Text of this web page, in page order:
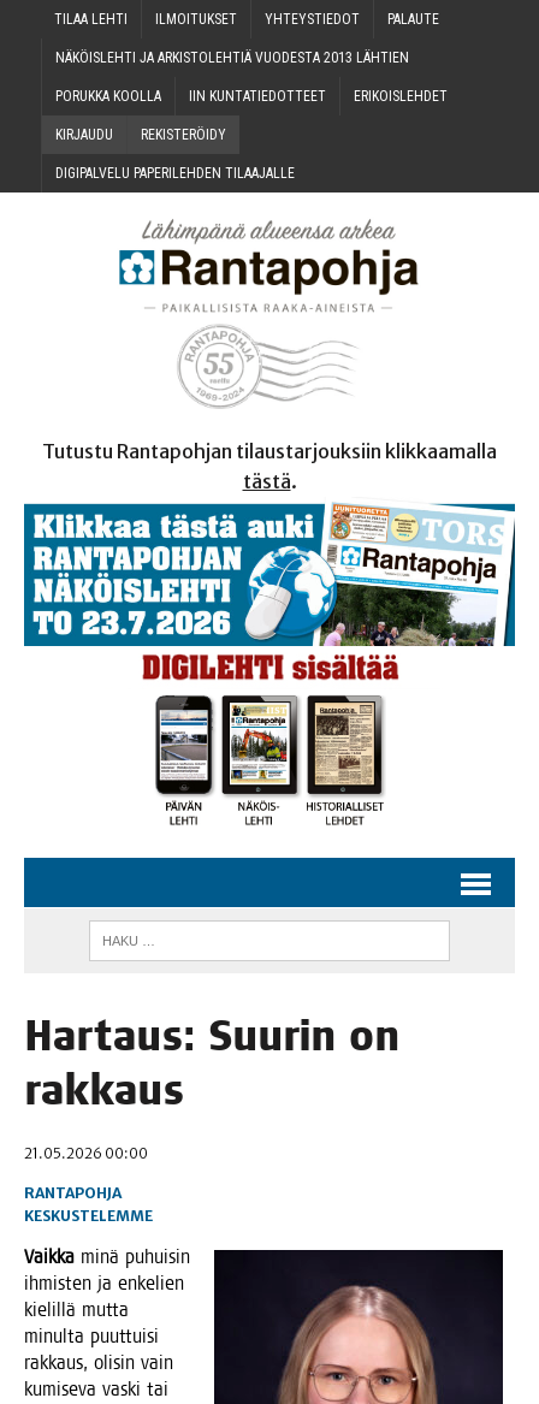
TILAA LEH­TI ILMOI­TUK­SET YHTEYS­TIE­DOT PALAU­TE
NÄKÖIS­LEH­TI JA ARKIS­TO­LEH­TIÄ VUO­DES­TA 2013 LÄHTIEN
PORUK­KA KOOLLA IIN KUN­TA­TIE­DOT­TEET ERI­KOIS­LEH­DET
KIR­JAU­DU REKIS­TE­RÖI­DY
DIGI­PAL­VE­LU PAPE­RI­LEH­DEN TILAAJALLE
Tutustu Rantapohjan tilaustarjouksiin klikkaamalla
tästä.
Har­taus: Suu­rin on
rakkaus
21.05.2026 00:00
RANTAPOHJA
KESKUSTELEMME
Vaik­ka minä puhui­sin
ihmis­ten ja enke­lien
kie­lil­lä mut­ta
minul­ta puut­tui­si
rak­kaus, oli­sin vain
kumi­se­va vas­ki tai